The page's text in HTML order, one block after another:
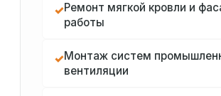
✓Ремонт мягкой кровли и
работы
✓Монтаж систем
вентиляции